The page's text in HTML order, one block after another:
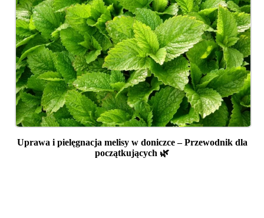
Uprawa i pielęgnacja melisy w doniczce – Przewodnik dla
początkujących 🌿